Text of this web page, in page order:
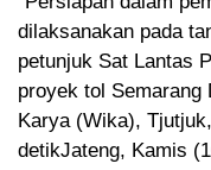
dilaksanakan pada
petunjuk Sat Lantas
proyek tol
Karya (Wika),
detikJateng, Kamis